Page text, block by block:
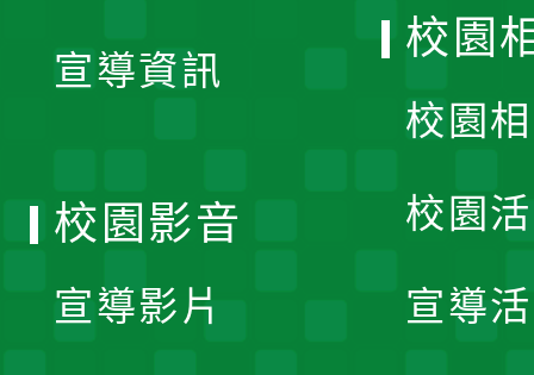
宣導資訊
校園
校園
校園
宣導
校園影音
宣導影片